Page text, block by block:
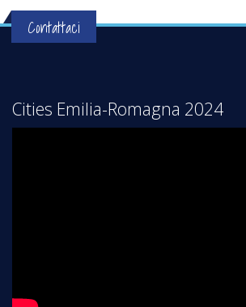
Contattaci
Cities Emilia-Romagna 2024